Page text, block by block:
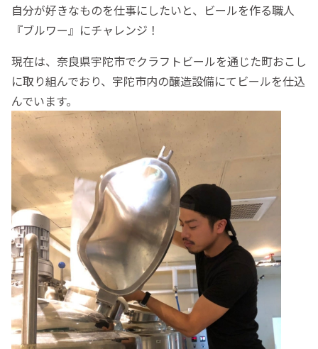
自分が好きなものを仕事にしたいと、ビールを作る職人
『ブルワー』にチャレンジ！
現在は、奈良県宇陀市でクラフトビールを通じた町おこし
に取り組んでおり、宇陀市内の醸造設備にてビールを仕込
んでいます。